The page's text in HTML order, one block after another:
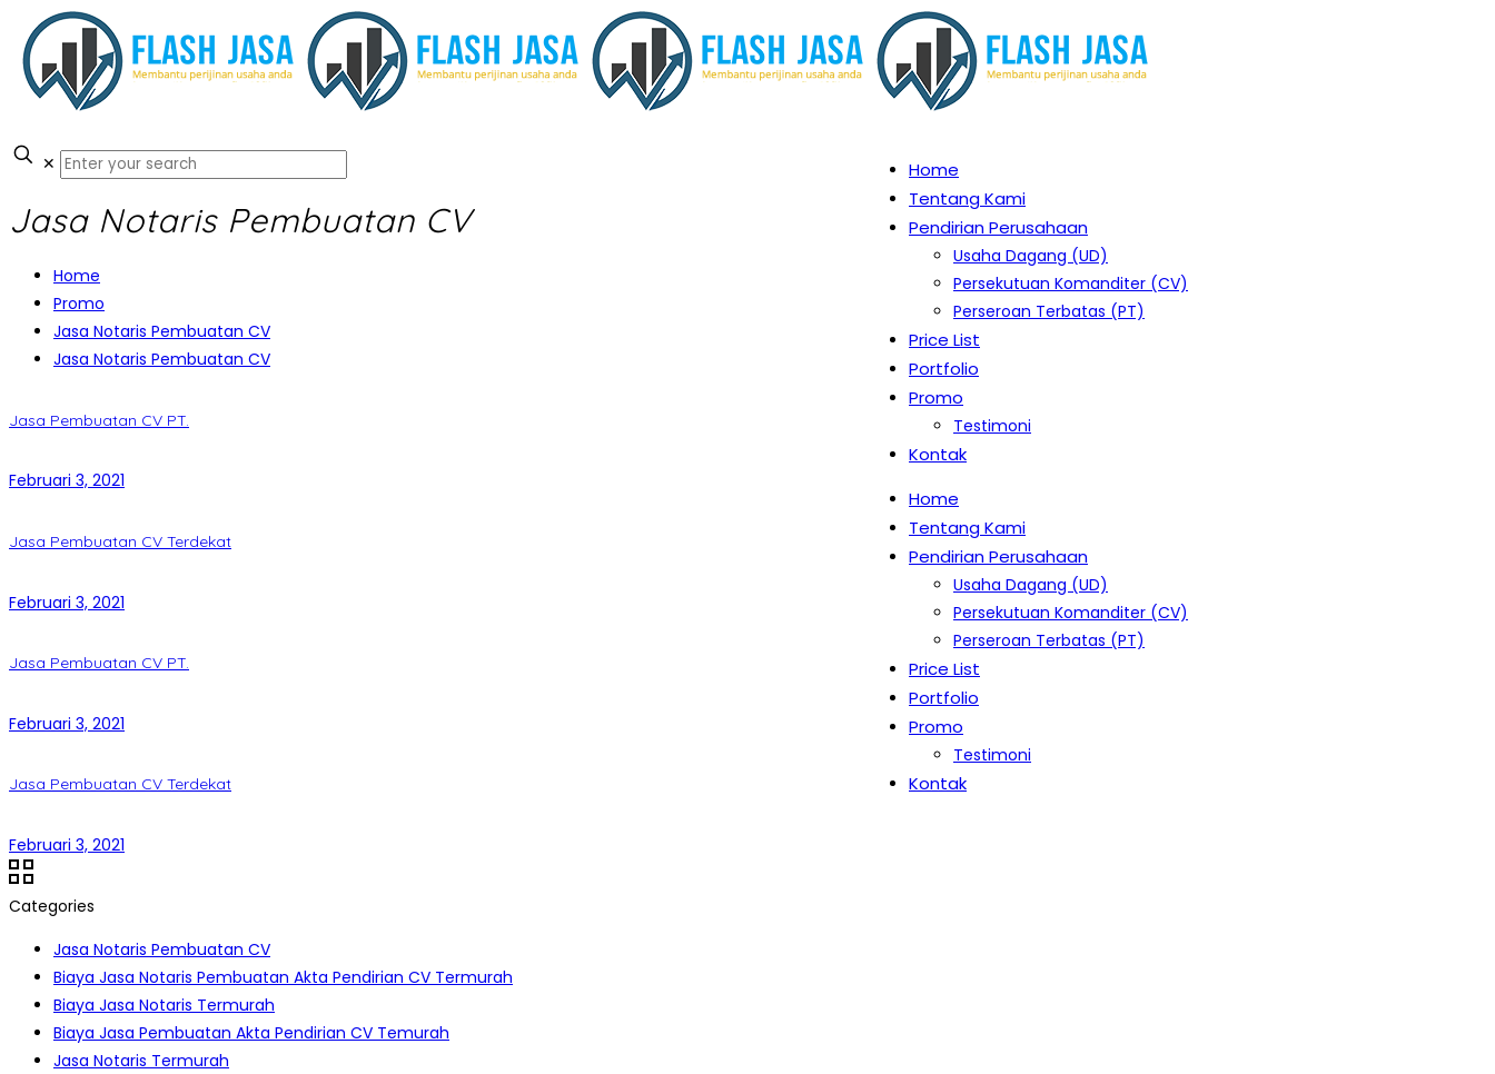
Home
Tentang Kami
Pendirian Perusahaan
Usaha Dagang (UD)
Persekutuan Komanditer (CV)
Perseroan Terbatas (PT)
Price List
Portfolio
Promo
Testimoni
Kontak
Home
Tentang Kami
Pendirian Perusahaan
Usaha Dagang (UD)
Persekutuan Komanditer (CV)
Perseroan Terbatas (PT)
Price List
Portfolio
Promo
Testimoni
Kontak
✕
Jasa Notaris Pembuatan CV
Home
Promo
Jasa Notaris Pembuatan CV
Jasa Notaris Pembuatan CV
Jasa Pembuatan CV PT.
Februari 3, 2021
Jasa Pembuatan CV Terdekat
Februari 3, 2021
Jasa Pembuatan CV PT.
Februari 3, 2021
Jasa Pembuatan CV Terdekat
Februari 3, 2021
Categories
Jasa Notaris Pembuatan CV
Biaya Jasa Notaris Pembuatan Akta Pendirian CV Termurah
Biaya Jasa Notaris Termurah
Biaya Jasa Pembuatan Akta Pendirian CV Temurah
Jasa Notaris Termurah